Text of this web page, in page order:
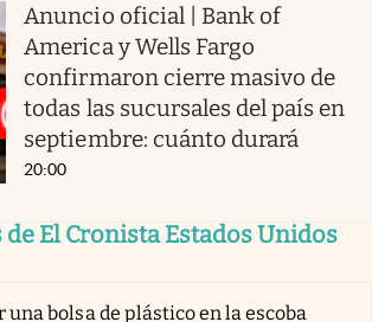
Anuncio oficial | Bank of
America y Wells Fargo
confirmaron cierre masivo de
todas las sucursales del país en
septiembre: cuánto durará
20:00
de El Cronista Estados Unidos
una bolsa de plástico en la escoba